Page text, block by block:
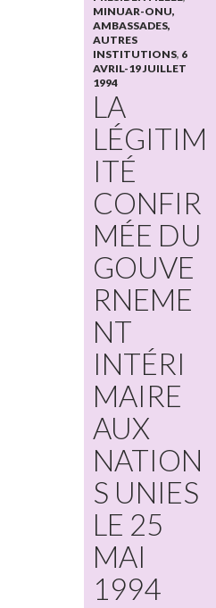
MINUAR-ONU,
AMBASSADES,
AUTRES
INSTITUTIONS, 6
AVRIL-19 JUILLET
1994
LA
LÉGITIM
ITÉ
CONFIR
MÉE DU
GOUVE
RNEME
NT
INTÉRI
MAIRE
AUX
NATION
S UNIES
LE 25
MAI
1994